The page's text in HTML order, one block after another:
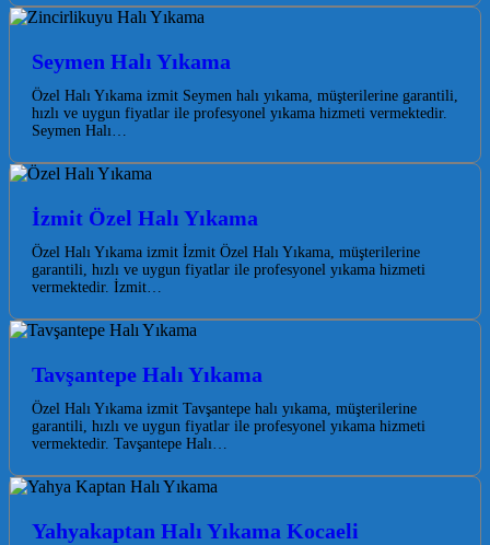
Seymen Halı Yıkama
Özel Halı Yıkama izmit Seymen halı yıkama, müşterilerine garantili,
hızlı ve uygun fiyatlar ile profesyonel yıkama hizmeti vermektedir.
Seymen Halı…
İzmit Özel Halı Yıkama
Özel Halı Yıkama izmit İzmit Özel Halı Yıkama, müşterilerine
garantili, hızlı ve uygun fiyatlar ile profesyonel yıkama hizmeti
vermektedir. İzmit…
Tavşantepe Halı Yıkama
Özel Halı Yıkama izmit Tavşantepe halı yıkama, müşterilerine
garantili, hızlı ve uygun fiyatlar ile profesyonel yıkama hizmeti
vermektedir. Tavşantepe Halı…
Yahyakaptan Halı Yıkama Kocaeli